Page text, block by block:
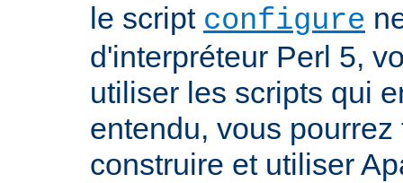
le script configure
d'interpréteur Perl 5,
utiliser les scripts qui
entendu, vous
construire et utiliser